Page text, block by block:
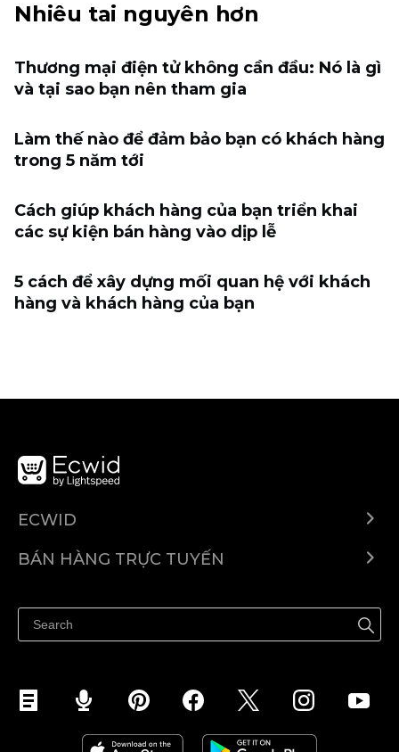
Nhiêu tai nguyên hơn
Thương mại điện tử không cần đầu: Nó là gì
và tại sao bạn nên tham gia
Làm thế nào để đảm bảo bạn có khách hàng
trong 5 năm tới
Cách giúp khách hàng của bạn triển khai
các sự kiện bán hàng vào dịp lễ
5 cách để xây dựng mối quan hệ với khách
hàng và khách hàng của bạn
ECWID
Trung tâm trợ giúp
BÁN HÀNG TRỰC TUYẾN
Quảng bá ở bất cứ đâu
Kiểm soát mọi thứ